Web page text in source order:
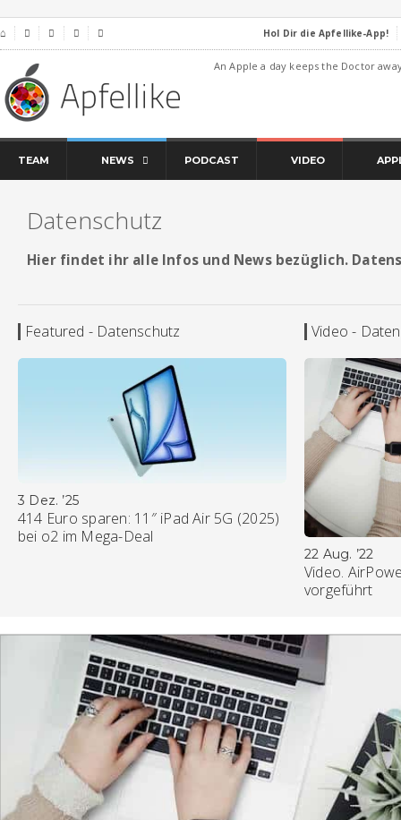
⌂     Hol Dir die Apfellike-App!
An Apple a day keeps the Doctor
TEAM NEWS PODCAST VIDEO
Datenschutz
Hier findet ihr alle Infos und News bezüglich.
Featured - Datenschutz
3 Dez. ’25
414 Euro sparen: 11″ iPad Air 5G (2025)
bei o2 im Mega-Deal
Video -
22 Aug. ’22
Video.
vorgeführt